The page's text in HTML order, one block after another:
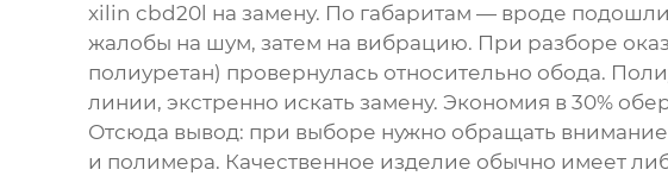
xilin cbd20l на замену. По габаритам — вроде
жалобы на шум, затем на вибрацию. При разборе
полиуретан) провернулась относительно обода.
линии, экстренно искать замену. Экономия в 30%
Отсюда вывод: при выборе нужно обращать
и полимера. Качественное изделие обычно имеет